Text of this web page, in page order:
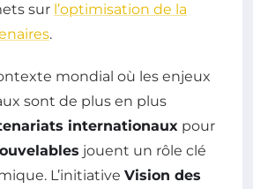
sur l’optimisation de la
.
mondial où les enjeux
sont de plus en plus
internationaux pour
jouent un rôle clé
L’initiative Vision des